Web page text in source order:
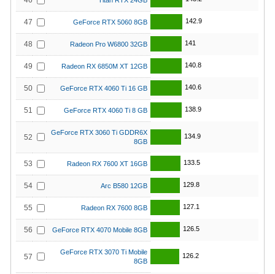
47 GeForce RTX 5060 8GB 142.9
48 Radeon Pro W6800 32GB 141
49 Radeon RX 6850M XT 12GB 140.8
50 GeForce RTX 4060 Ti 16 GB 140.6
51 GeForce RTX 4060 Ti 8 GB 138.9
52
GeForce RTX 3060 Ti GDDR6X
8GB
134.9
53 Radeon RX 7600 XT 16GB 133.5
54 Arc B580 12GB 129.8
55 Radeon RX 7600 8GB 127.1
56 GeForce RTX 4070 Mobile 8GB 126.5
57
GeForce RTX 3070 Ti Mobile
8GB
126.2